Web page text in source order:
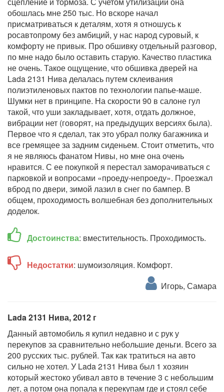
обошлась мне 250 тыс. Но вскоре начал
присматриваться к деталям, хотя я отношусь к
росавтопрому без амбиций, у нас народ суровый, к
комфорту не привык. Про обшивку отдельный разговор,
по мне надо было оставить старую. Качество пластика
не очень. Такое ощущение, что обшивка дверей на
Lada 2131 Нива делалась путем склеивания
полиэтиленовых пактов по технологии папье-маше.
Шумки нет в принципе. На скорости 90 в салоне гул
такой, что уши закладывает, хотя, отдать должное,
вибрации нет (говорят, на предыдущих версиях была).
Первое что я сделал, так это убрал полку багажника и
все гремящее за задним сиденьем. Стоит отметить, что
я не являюсь фанатом Нивы, но мне она очень
нравится. С ее покупкой я перестал заморачиваться с
парковкой и вопросами «проеду-непроеду». Проезжал
вброд по двери, зимой лазил в снег по бампер. В
общем, проходимость волшебная без дополнительных
доделок.
Достоинства: вместительность. Проходимость.
Недостатки: шумоизоляция. Комфорт.
Игорь, Самара
Lada 2131 Нива, 2012 г
Данный автомобиль я купил недавно и с рук у
перекупов за сравнительно небольшие деньги. Всего за
200 русских тыс. рублей. Так как тратиться на авто
сильно не хотел. У Lada 2131 Нива был 1 хозяин
который жестоко убивал авто в течение 3 с небольшим
лет, а потом она попала к перекупам где и стоял себе